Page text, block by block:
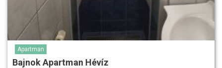
Apartman
Bajnok Apartman Hévíz